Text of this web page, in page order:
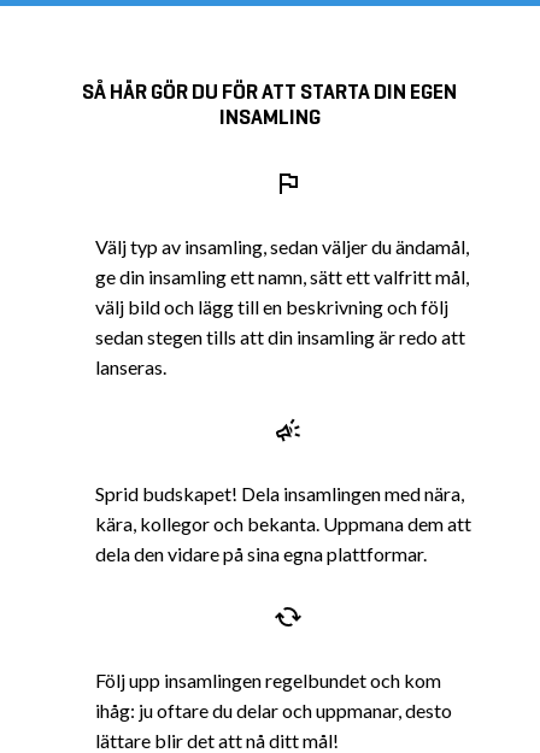
SÅ HÄR GÖR DU FÖR ATT STARTA DIN EGEN
INSAMLING
Välj typ av insamling, sedan väljer du ändamål,
ge din insamling ett namn, sätt ett valfritt mål,
välj bild och lägg till en beskrivning och följ
sedan stegen tills att din insamling är redo att
lanseras.
Sprid budskapet! Dela insamlingen med nära,
kära, kollegor och bekanta. Uppmana dem att
dela den vidare på sina egna plattformar.
Följ upp insamlingen regelbundet och kom
ihåg: ju oftare du delar och uppmanar, desto
lättare blir det att nå ditt mål!